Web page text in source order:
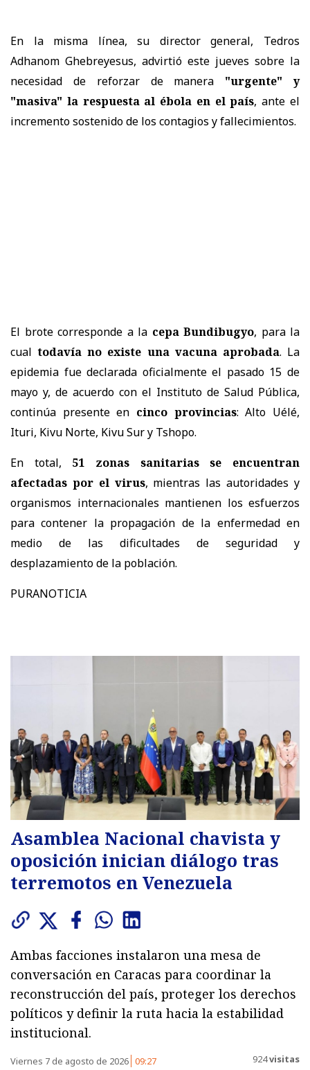
En la misma línea, su director general, Tedros
Adhanom Ghebreyesus, advirtió este jueves sobre la
necesidad de reforzar de manera "urgente" y
"masiva" la respuesta al ébola en el país, ante el
incremento sostenido de los contagios y fallecimientos.
El brote corresponde a la cepa Bundibugyo, para la
cualtodavía no existe una vacuna aprobada. La
epidemia fue declarada oficialmente el pasado 15 de
mayo y, de acuerdo con el Instituto de Salud Pública,
continúa presente en cinco provincias: Alto Uélé,
Ituri, Kivu Norte, Kivu Sur y Tshopo.
En total, 51 zonas sanitarias se encuentran
afectadas por el virus, mientras las autoridades y
organismos internacionales mantienen los esfuerzos
para contener la propagación de la enfermedad en
medio de las dificultades de seguridad y
desplazamiento de la población.
PURANOTICIA
Asamblea Nacional chavista y
oposición inician diálogo tras
terremotos en Venezuela
Ambas facciones instalaron una mesa de
conversación en Caracas para coordinar la
reconstrucción del país, proteger los derechos
políticos y definir la ruta hacia la estabilidad
institucional.
Viernes 7 de agosto de 2026 09:27 924visitas